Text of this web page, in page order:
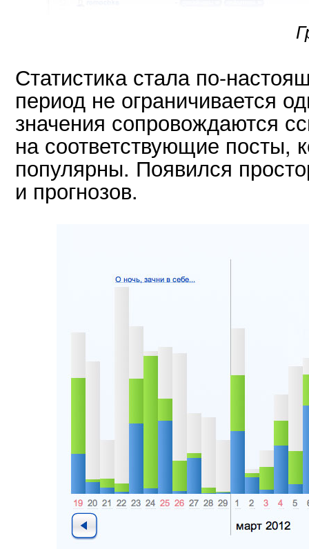
Статистика стала по-
период не ограничивается
значения сопровождаются
на соответствующие посты,
популярны. Появился
и прогнозов.